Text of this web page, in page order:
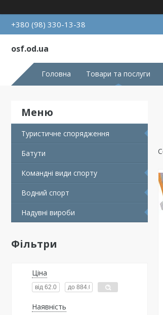
+380 (98) 330-13-38
osf.od.ua
Головна Товари та послуги
Туристичне спорядження
Батути
Командні види спорту
Водний спорт
Надувні вироби
Фільтри
Ціна
Наявність